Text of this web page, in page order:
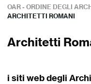
OAR - ORDINE DEGLI
ARCHITETTI ROMANI
Architetti
i siti web degli